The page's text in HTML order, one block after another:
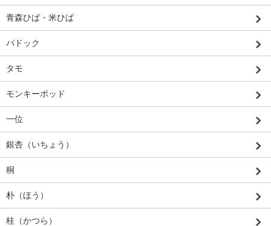
青森ひば・米ひば
パドック
タモ
モンキーポッド
一位
銀杏（いちょう）
桐
朴（ほう）
桂（かつら）